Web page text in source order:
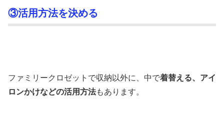
③活用方法を決める
ファミリークロゼットで収納以外に、中で着替える、アイ
ロンかけなどの活用方法もあります。